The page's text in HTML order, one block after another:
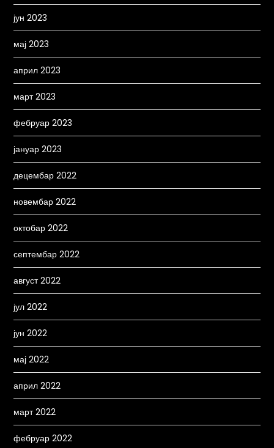
јун 2023
мај 2023
април 2023
март 2023
фебруар 2023
јануар 2023
децембар 2022
новембар 2022
октобар 2022
септембар 2022
август 2022
јул 2022
јун 2022
мај 2022
април 2022
март 2022
фебруар 2022